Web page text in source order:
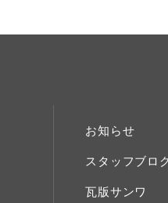
お知らせ
スタッフブロ
瓦版サンワ